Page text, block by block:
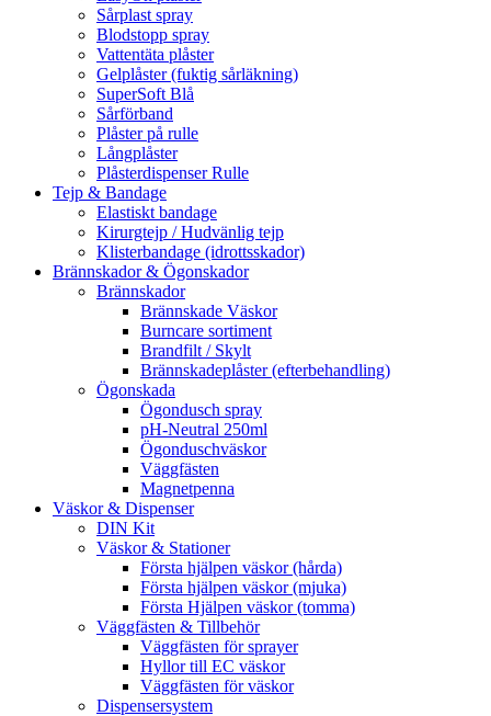
Sårplast spray
Blodstopp spray
Vattentäta plåster
Gelplåster (fuktig sårläkning)
SuperSoft Blå
Sårförband
Plåster på rulle
Långplåster
Plåsterdispenser Rulle
Tejp & Bandage
Elastiskt bandage
Kirurgtejp / Hudvänlig tejp
Klisterbandage (idrottsskador)
Brännskador & Ögonskador
Brännskador
Brännskade Väskor
Burncare sortiment
Brandfilt / Skylt
Brännskadeplåster (efterbehandling)
Ögonskada
Ögondusch spray
pH-Neutral 250ml
Ögonduschväskor
Väggfästen
Magnetpenna
Väskor & Dispenser
DIN Kit
Väskor & Stationer
Första hjälpen väskor (hårda)
Första hjälpen väskor (mjuka)
Första Hjälpen väskor (tomma)
Väggfästen & Tillbehör
Väggfästen för sprayer
Hyllor till EC väskor
Väggfästen för väskor
Dispensersystem